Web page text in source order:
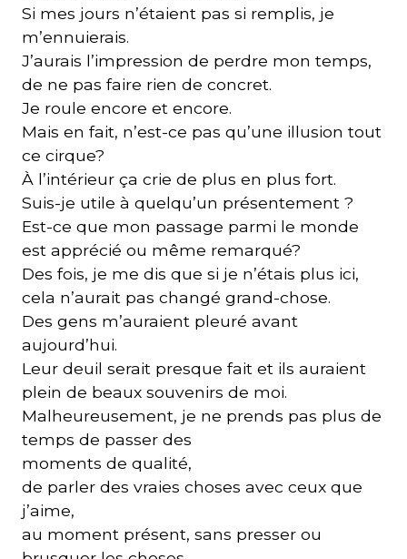
Si mes jours n’étaient pas si remplis, je
m’ennuierais.
J’aurais l’impression de perdre mon temps,
de ne pas faire rien de concret.
Je roule encore et encore.
Mais en fait, n’est-ce pas qu’une illusion tout
ce cirque?
À l’intérieur ça crie de plus en plus fort.
Suis-je utile à quelqu’un présentement ?
Est-ce que mon passage parmi le monde
est apprécié ou même remarqué?
Des fois, je me dis que si je n’étais plus ici,
cela n’aurait pas changé grand-chose.
Des gens m’auraient pleuré avant
aujourd’hui.
Leur deuil serait presque fait et ils auraient
plein de beaux souvenirs de moi.
Malheureusement, je ne prends pas plus de
temps de passer des
moments de qualité,
de parler des vraies choses avec ceux que
j’aime,
au moment présent, sans presser ou